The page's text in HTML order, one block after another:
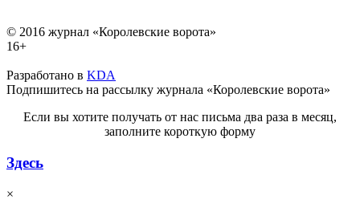
© 2016 журнал «Королевские ворота»
16+
Разработано в KDA
Подпишитесь на рассылку журнала «Королевские ворота»
Если вы хотите получать от нас письма два раза в месяц,
заполните короткую форму
Здесь
×